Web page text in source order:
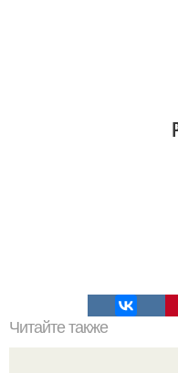
Читайте также